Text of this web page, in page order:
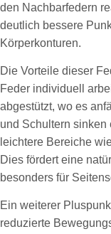
den Nachbarfedern
deutlich bessere
Körperkonturen.
Die Vorteile dieser
Feder individuell
abgestützt, wo es
und Schultern sinken
leichtere Bereiche
Dies fördert eine
besonders für
Ein weiterer
reduzierte